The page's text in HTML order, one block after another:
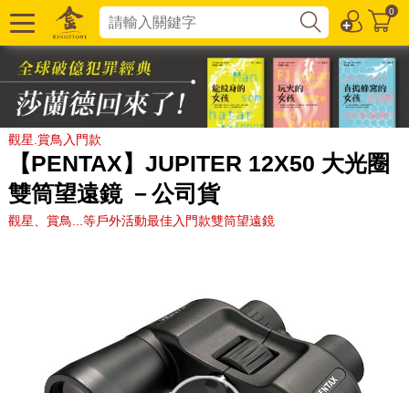
0
觀星.賞鳥入門款
【PENTAX】JUPITER 12X50 大光圈
雙筒望遠鏡 －公司貨
觀星、賞鳥...等戶外活動最佳入門款雙筒望遠鏡